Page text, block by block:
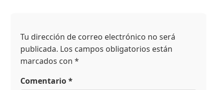
Tu dirección de correo electrónico no será
publicada. Los campos obligatorios están
marcados con*
Comentario*